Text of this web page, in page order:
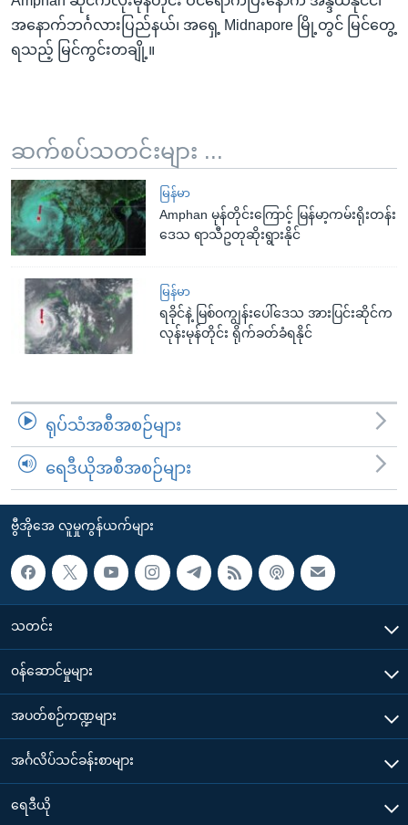
အနောက်ဘင်္ဂလားပြည်နယ်၊ အရှေ့ Midnapore မြို့တွင် မြင်တွေ့
ရသည့် မြင်ကွင်းတချို့။
ဆက်စပ်သတင်းများ ...
မြန်မာ
Amphan မုန်တိုင်းကြောင့် မြန်မာ့ကမ်းရိုးတန်း
ဒေသ ရာသီဥတုဆိုးရွားနိုင်
မြန်မာ
ရခိုင်နဲ့ မြစ်ဝကျွန်းပေါ်ဒေသ အားပြင်းဆိုင်က
လုန်းမုန်တိုင်း ရိုက်ခတ်ခံရနိုင်
ရုပ်သံအစီအစဉ်များ
ရေဒီယိုအစီအစဉ်များ
ဗွီအိုအေ လူမှုကွန်ယက်များ
သတင်း
၀န်ဆောင်မှုများ
အပတ်စဉ်ကဏ္ဍများ
အင်္ဂလိပ်သင်ခန်းစာများ
ရေဒီယို